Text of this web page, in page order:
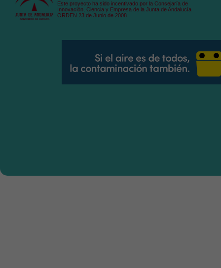
Este proyecto ha sido incentivado por la Consejaría de
Innovación, Ciencia y Empresa de la Junta de Andalucía
ORDEN 23 de Junio de 2008